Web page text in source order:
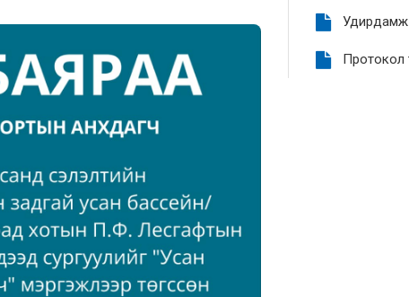
Удирдамж
Протокол